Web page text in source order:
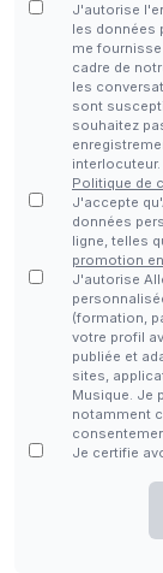
J'autorise
les données
me
cadre de
les
sont
souhaitez
Politique de
J'accepte
données
ligne, telles
promotion
J'autorise
(formation,
votre profil
publiée et
sites,
Musique. Je
notamment
Je certifie